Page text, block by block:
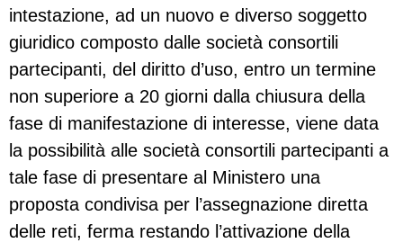
intestazione, ad un nuovo e diverso soggetto
giuridico composto dalle società consortili
partecipanti, del diritto d’uso, entro un termine
non superiore a 20 giorni dalla chiusura della
fase di manifestazione di interesse, viene data
la possibilità alle società consortili partecipanti a
tale fase di presentare al Ministero una
proposta condivisa per l’assegnazione diretta
delle reti, ferma restando l’attivazione della